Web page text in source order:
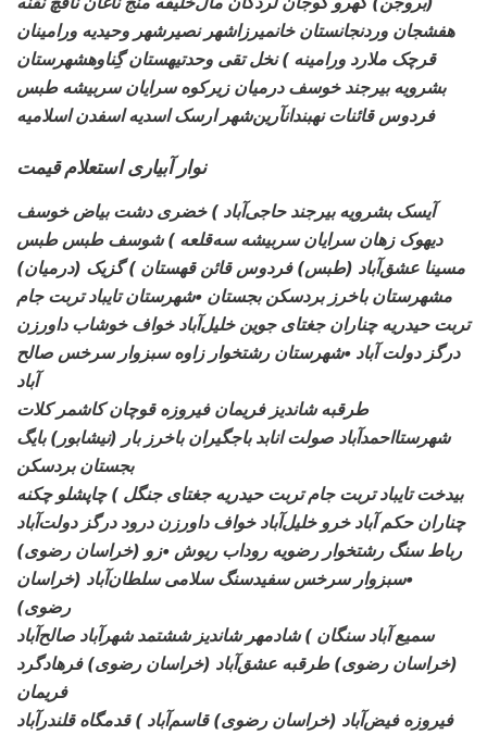
هفشجان وردنجانستان خانمیرزاشهر نصیرشهر وحیدیه ورامینان
قرچک ملارد ورامینه ) نخل تقی وحدتیهستان گِناوهشهرستان
بشرویه بیرجند خوسف درمیان زیرکوه سرایان سربیشه طبس
فردوس قائنات نهبندانآرین‌شهر ارسک اسدیه اسفدن اسلامیه
نوار آبیاری استعلام قیمت
آیسک بشرویه بیرجند حاجی‌آباد ) خضری دشت بیاض خوسف
دیهوک زهان سرایان سربیشه سه‌قلعه ) شوسف طبس طبس
مسینا عشق‌آباد (طبس) فردوس قائن قهستان ) گزیک (درمیان)
مشهرستان باخرز بردسکن بجستان •شهرستان تایباد تربت جام
تربت حیدریه چناران جغتای جوین خلیل‌آباد خواف خوشاب داورزن
درگز دولت آباد •شهرستان رشتخوار زاوه سبزوار سرخس صالح
آباد
طرقبه شاندیز فریمان فیروزه قوچان کاشمر کلات
شهرستااحمدآباد صولت انابد باجگیران باخرز بار (نیشابور) بایگ
بجستان بردسکن
بیدخت تایباد تربت جام تربت حیدریه جغتای جنگل ) چاپشلو چکنه
چناران حکم آباد خرو خلیل‌آباد خواف داورزن درود درگز دولت‌آباد
(خراسان رضوی) رباط سنگ رشتخوار رضویه روداب ریوش •زو
•سبزوار سرخس سفیدسنگ سلامی سلطان‌آباد (خراسان
رضوی)
سمیع آباد سنگان ) شادمهرشاندیز ششتمد شهرآباد صالح‌آباد
(خراسان رضوی) طرقبه عشق‌آباد (خراسان رضوی) فرهادگرد
فریمان
فیروزه فیض‌آباد (خراسان رضوی) قاسم‌آباد ) قدمگاه قلندرآباد